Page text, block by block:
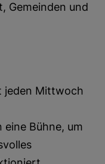
Gemeinden und
jeden Mittwoch
Bühne, um